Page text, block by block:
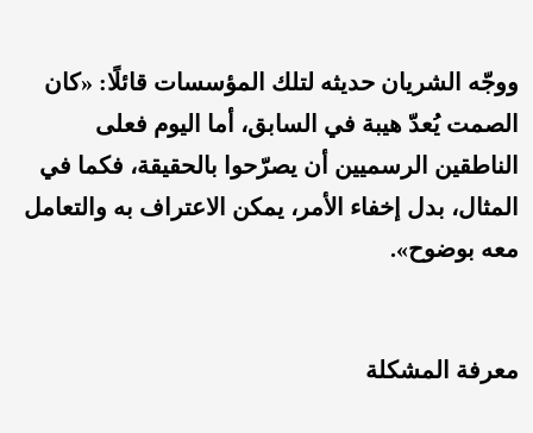
ووجّه الشريان حديثه لتلك المؤسسات قائلًا: «كان
الصمت يُعدّ هيبة في السابق، أما اليوم فعلى
الناطقين الرسميين أن يصرّحوا بالحقيقة، فكما في
المثال، بدل إخفاء الأمر، يمكن الاعتراف به والتعامل
معه بوضوح».
معرفة المشكلة